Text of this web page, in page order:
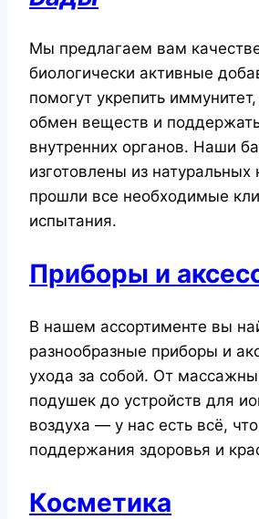
Мы предлагаем вам
биологически активные
помогут укрепить
обмен веществ и
внутренних органов. Наши
изготовлены из натуральных
прошли все необходимые
испытания.
Приборы и
В нашем ассортименте вы
разнообразные приборы и
ухода за собой. От
подушек до устройств для
воздуха — у нас есть всё,
поддержания здоровья и
Косметика